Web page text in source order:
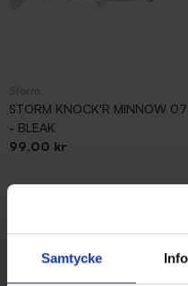
Samtycke
STORM KNOCK'R MINNOW 07
- BLEAK
Pris
99,00 kr